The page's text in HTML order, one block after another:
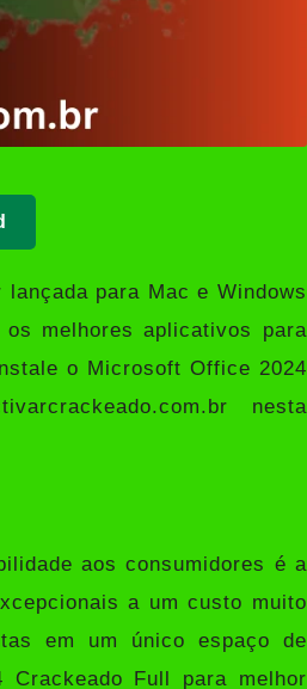
para Mac e Windows
melhores aplicativos para
o Microsoft Office 2024
nesta
aos consumidores é a
a um custo muito
em um único espaço de
Full para melhor